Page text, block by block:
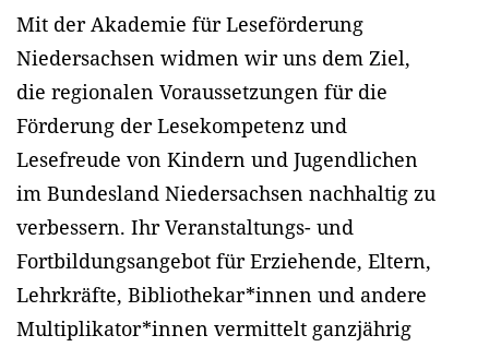
Mit der Akademie für Leseförderung
Niedersachsen widmen wir uns dem Ziel,
die regionalen Voraussetzungen für die
Förderung der Lesekompetenz und
Lesefreude von Kindern und Jugendlichen
im Bundesland Niedersachsen nachhaltig zu
verbessern. Ihr Veranstaltungs- und
Fortbildungsangebot für Erziehende, Eltern,
Lehrkräfte, Bibliothekar*innen und andere
Multiplikator*innen vermittelt ganzjährig